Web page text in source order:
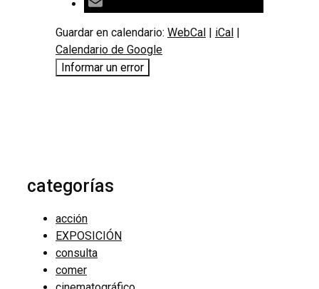
Guardar en calendario: WebCal | iCal |
Calendario de Google
Informar un error
categorías
acción
EXPOSICIÓN
consulta
comer